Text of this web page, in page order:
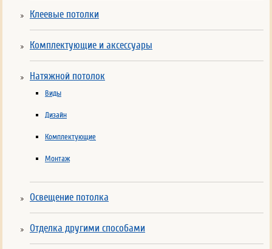
Клеевые потолки
Комплектующие и аксессуары
Натяжной потолок
Виды
Дизайн
Комплектующие
Монтаж
Освещение потолка
Отделка другими способами